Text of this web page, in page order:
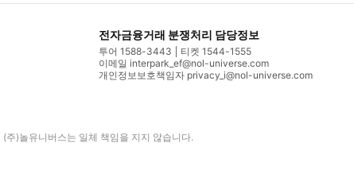
전자금융거래 분쟁처리 담당정보
투어 1588-3443
티켓 1544-1555
이메일 interpark_ef@nol-universe.com
개인정보보호책임자 privacy_i@nol-universe.com
(주)놀유니버스는 일체 책임을 지지 않습니다.